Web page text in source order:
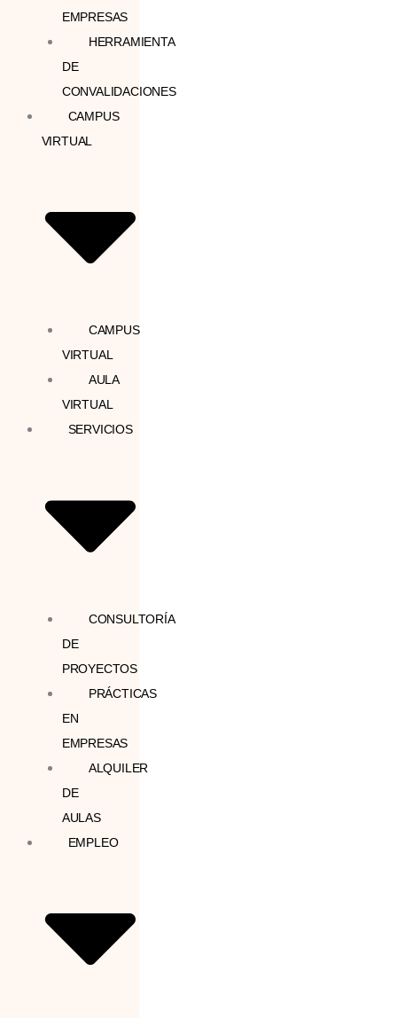
EMPRESAS
HERRAMIENTA
DE
CONVALIDACIONES
CAMPUS
VIRTUAL
CAMPUS
VIRTUAL
AULA
VIRTUAL
SERVICIOS
CONSULTORÍA
DE
PROYECTOS
PRÁCTICAS
EN
EMPRESAS
ALQUILER
DE
AULAS
EMPLEO